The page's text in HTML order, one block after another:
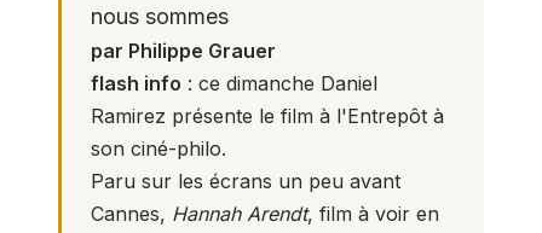
nous sommes
par Philippe Grauer
flash info : ce dimanche Daniel
Ramirez présente le film à l'Entrepôt à
son ciné-philo.
Paru sur les écrans un peu avant
Cannes, Hannah Arendt, film à voir en